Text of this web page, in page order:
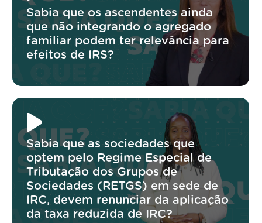
Sabia que os ascendentes ainda
que não integrando o agregado
familiar podem ter relevância para
efeitos de IRS?
Sabia que as sociedades que
optem pelo Regime Especial de
Tributação dos Grupos de
Sociedades (RETGS) em sede de
IRC, devem renunciar da aplicação
da taxa reduzida de IRC?